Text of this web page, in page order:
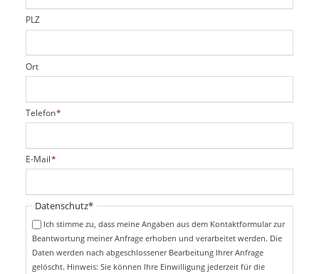
d
PLZ
Ort
P
f
i
c
t
f
Telefon*
P
f
i
E-Mail*
Pflichtfeld
Datenschutz*
Ich stimme zu, dass meine Angaben aus dem Kontaktformular zur
Beantwortung meiner Anfrage erhoben und verarbeitet werden. Die
Daten werden nach abgeschlossener Bearbeitung Ihrer Anfrage
gelöscht. Hinweis: Sie können Ihre Einwilligung jederzeit für die